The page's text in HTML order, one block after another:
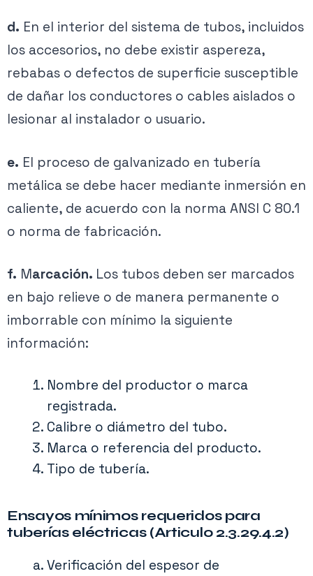
d. En el interior del sistema de tubos, incluidos
los accesorios, no debe existir aspereza,
rebabas o defectos de superficie susceptible
de dañar los conductores o cables aislados o
lesionar al instalador o usuario.
e. El proceso de galvanizado en tubería
metálica se debe hacer mediante inmersión en
caliente, de acuerdo con la norma ANSI C 80.1
o norma de fabricación.
f. Marcación. Los tubos deben ser marcados
en bajo relieve o de manera permanente o
imborrable con mínimo la siguiente
información:
Nombre del productor o marca
registrada.
Calibre o diámetro del tubo.
Marca o referencia del producto.
Tipo de tubería.
Ensayos mínimos requeridos para
tuberías eléctricas (Articulo 2.3.29.4.2)
Verificación del espesor de